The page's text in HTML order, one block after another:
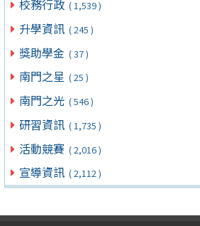
校務行政 ( 1,539 )
升學資訊 ( 245 )
獎助學金 ( 37 )
南門之星 ( 25 )
南門之光 ( 546 )
研習資訊 ( 1,735 )
活動競賽 ( 2,016 )
宣導資訊 ( 2,112 )